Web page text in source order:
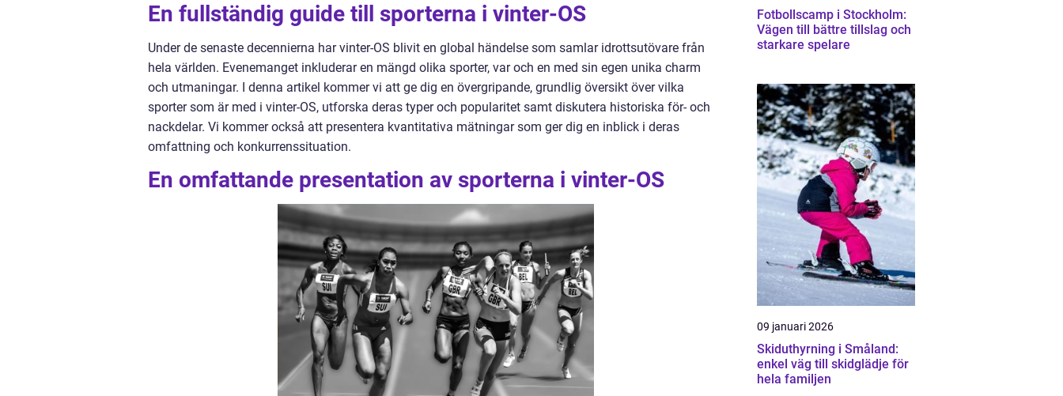
En fullständig guide till sporterna i vinter-OS
Under de senaste decennierna har vinter-OS blivit en global händelse som samlar idrottsutövare från
hela världen. Evenemanget inkluderar en mängd olika sporter, var och en med sin egen unika charm
och utmaningar. I denna artikel kommer vi att ge dig en övergripande, grundlig översikt över vilka
sporter som är med i vinter-OS, utforska deras typer och popularitet samt diskutera historiska för- och
nackdelar. Vi kommer också att presentera kvantitativa mätningar som ger dig en inblick i deras
omfattning och konkurrenssituation.
En omfattande presentation av sporterna i vinter-OS
Fotbollscamp i Stockholm:
Vägen till bättre tillslag och
starkare spelare
09 januari 2026
Skiduthyrning i Småland:
enkel väg till skidglädje för
hela familjen